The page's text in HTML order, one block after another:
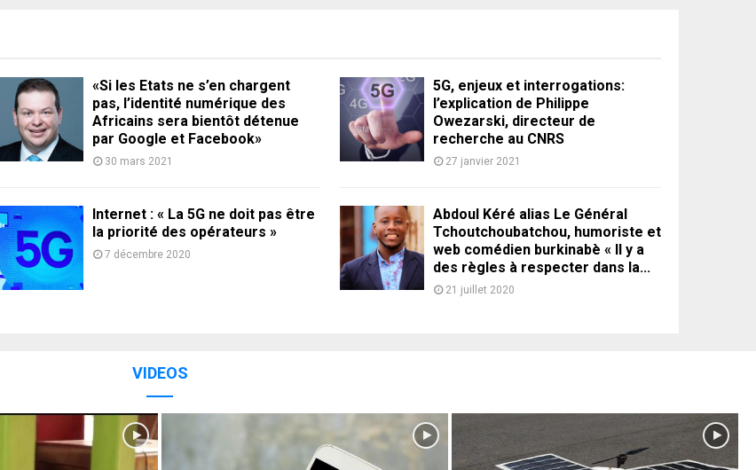
«Si les Etats ne s’en chargent
pas, l’identité numérique des
Africains sera bientôt détenue
par Google et Facebook»
30 mars 2021
5G, enjeux et interrogations:
l’explication de Philippe
Owezarski, directeur de
recherche au CNRS
27 janvier 2021
Internet : « La 5G ne doit pas être
la priorité des opérateurs »
7 décembre 2020
Abdoul Kéré alias Le Général
Tchoutchoubatchou, humoriste et
web comédien burkinabè « Il y a
des règles à respecter dans la...
21 juillet 2020
VIDEOS